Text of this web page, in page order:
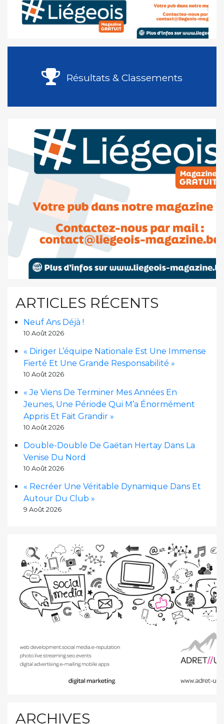
Résultats & Classements
ARTICLES RÉCENTS
Neuf Ans Déjà !
10 Août 2026
« Diriger L’équipe Nationale Est Une Immense
Fierté Et Une Grande Responsabilité »
10 Août 2026
« Je Viens De Terminer Mes Années En
Jeunes, Une Période Qui M’a Énormément
Appris Et Fait Grandir »
10 Août 2026
Double-Double De Gaëtan Hertay Dans La
Venise Du Nord
10 Août 2026
« Recréer Une Véritable Dynamique Dans Et
Autour Du Club »
9 Août 2026
ARCHIVES